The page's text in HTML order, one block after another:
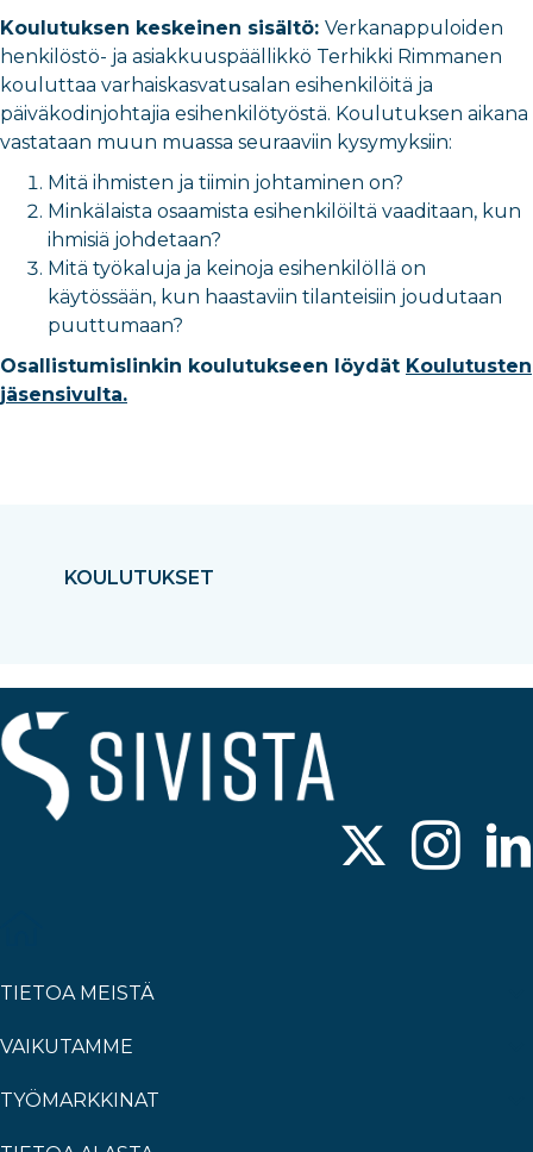
KOULUTUKSET
Koulutuksen keskeinen sisältö: Verkanappuloiden
henkilöstö- ja asiakkuuspäällikkö Terhikki Rimmanen
kouluttaa varhaiskasvatusalan esihenkilöitä ja
päiväkodinjohtajia esihenkilötyöstä. Koulutuksen aikana
vastataan muun muassa seuraaviin kysymyksiin:
Mitä ihmisten ja tiimin johtaminen on?
Minkälaista osaamista esihenkilöiltä vaaditaan, kun
ihmisiä johdetaan?
Mitä työkaluja ja keinoja esihenkilöllä on
käytössään, kun haastaviin tilanteisiin joudutaan
puuttumaan?
Osallistumislinkin koulutukseen löydät Koulutusten
jäsensivulta.
TIETOA MEISTÄ
VAIKUTAMME
TYÖMARKKINAT